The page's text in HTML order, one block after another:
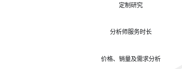
定制研究
分析师服务时长
价格、销量及需求分析